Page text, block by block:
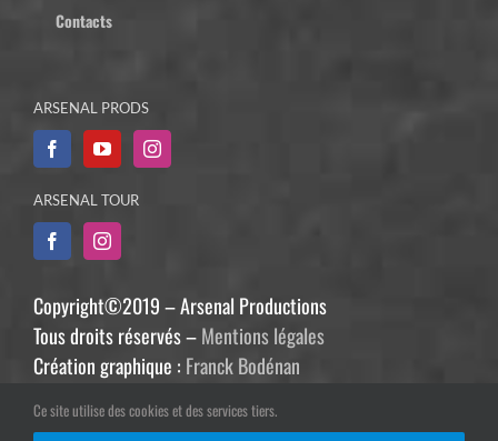
Contacts
ARSENAL PRODS
ARSENAL TOUR
Copyright©2019 – Arsenal Productions
Tous droits réservés –Mentions légales
Création graphique : Franck Bodénan
Ce site utilise des cookies et des services tiers.